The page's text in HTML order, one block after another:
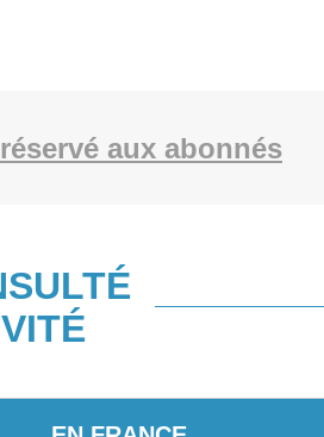
aux abonnés